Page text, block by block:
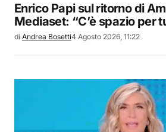
Enrico Papi sul ritorno di
Mediaset: “C’è spazio per
di Andrea Bosetti4 Agosto 2026, 11:22